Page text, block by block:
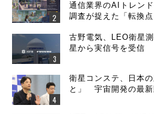
通信業界のAIトレン
調査が捉えた「転換点
古野電気、LEO衛星
星から実信号を受信
衛星コンステ、日本
と」 宇宙開発の最新